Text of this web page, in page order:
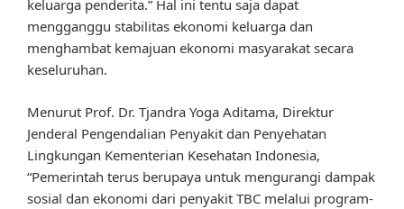
keluarga penderita.” Hal ini tentu saja dapat
mengganggu stabilitas ekonomi keluarga dan
menghambat kemajuan ekonomi masyarakat secara
keseluruhan.
Menurut Prof. Dr. Tjandra Yoga Aditama, Direktur
Jenderal Pengendalian Penyakit dan Penyehatan
Lingkungan Kementerian Kesehatan Indonesia,
“Pemerintah terus berupaya untuk mengurangi dampak
sosial dan ekonomi dari penyakit TBC melalui program-